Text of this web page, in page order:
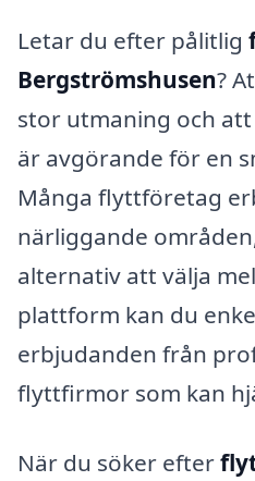
Letar du efter pålitlig
Bergströmshusen?
stor utmaning och
är avgörande för en
Många flyttföretag
närliggande
alternativ att välja
plattform kan du
erbjudanden från
flyttfirmor som kan
När du söker efter